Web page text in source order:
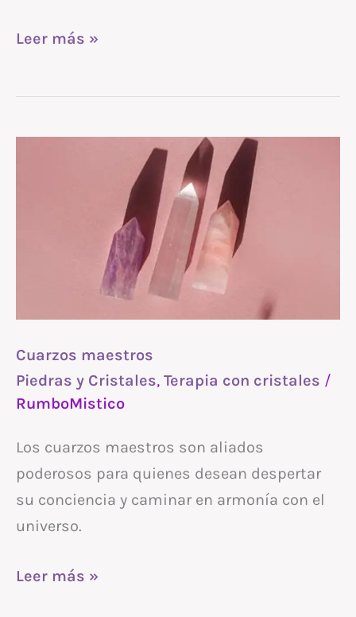
Leer más »
Cuarzos maestros
Piedras y Cristales, Terapia con cristales /
RumboMistico
Los cuarzos maestros son aliados
poderosos para quienes desean despertar
su conciencia y caminar en armonía con el
universo.
Leer más »